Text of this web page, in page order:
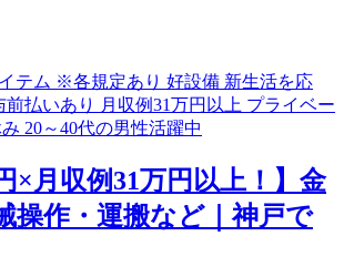
×月収例31万円以上！】金
操作・運搬など｜神戸で